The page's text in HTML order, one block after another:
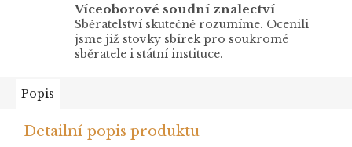
Víceoborové soudní znalectví
Sběratelství skutečně rozumíme. Ocenili
jsme již stovky sbírek pro soukromé
sběratele i státní instituce.
Popis
Detailní popis produktu